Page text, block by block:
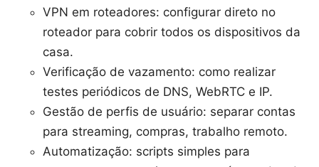
VPN em roteadores: configurar direto no
roteador para cobrir todos os dispositivos da
casa.
Verificação de vazamento: como realizar
testes periódicos de DNS, WebRTC e IP.
Gestão de perfis de usuário: separar contas
para streaming, compras, trabalho remoto.
Automatização: scripts simples para